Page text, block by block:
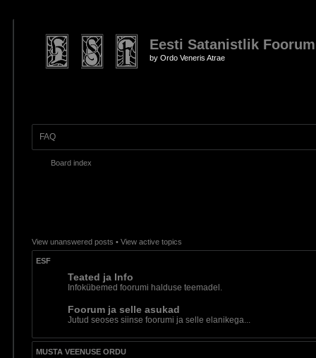
Eesti Satanistlik Foorum
by Ordo Veneris Atrae
FAQ
Board index
View unanswered posts • View active topics
ESF
Teated ja Info
Infokübemed foorumi halduse teemadel.
Foorum ja selle asukad
Jutud seoses siinse foorumi ja selle elanikega...
MUSTA VEENUSE ORDU